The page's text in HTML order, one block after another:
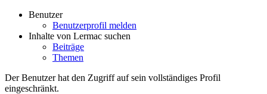
Benutzer
Benutzerprofil melden
Inhalte von Lermac suchen
Beiträge
Themen
Der Benutzer hat den Zugriff auf sein vollständiges Profil
eingeschränkt.